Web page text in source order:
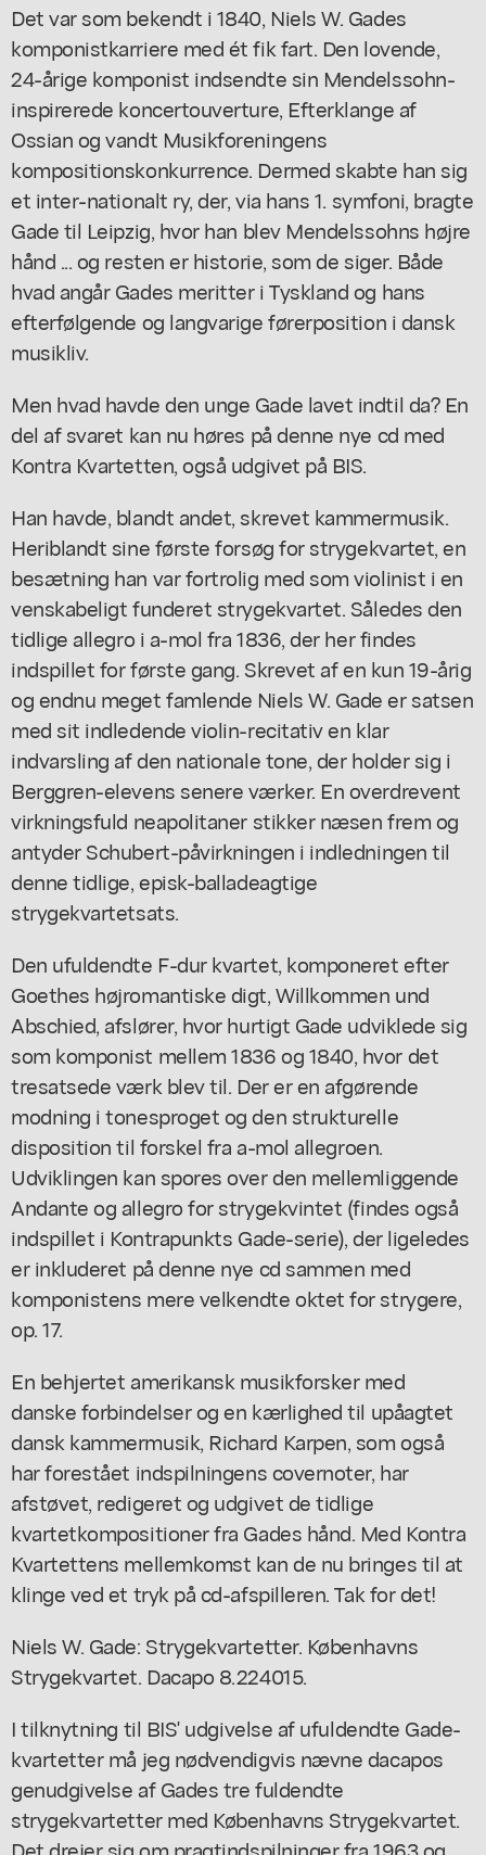
Det var som bekendt i 1840, Niels W. Gades
komponistkarriere med ét fik fart. Den lovende,
24-årige komponist indsendte sin Mendelssohn-
inspirerede koncertouverture, Efterklange af
Ossian og vandt Musikforeningens
kompositionskonkurrence. Dermed skabte han sig
et inter-nationalt ry, der, via hans 1. symfoni, bragte
Gade til Leipzig, hvor han blev Mendelssohns højre
hånd ... og resten er historie, som de siger. Både
hvad angår Gades meritter i Tyskland og hans
efterfølgende og langvarige førerposition i dansk
musikliv.
Men hvad havde den unge Gade lavet indtil da? En
del af svaret kan nu høres på denne nye cd med
Kontra Kvartetten, også udgivet på BIS.
Han havde, blandt andet, skrevet kammermusik.
Heriblandt sine første forsøg for strygekvartet, en
besætning han var fortrolig med som violinist i en
venskabeligt funderet strygekvartet. Således den
tidlige allegro i a-mol fra 1836, der her findes
indspillet for første gang. Skrevet af en kun 19-årig
og endnu meget famlende Niels W. Gade er satsen
med sit indledende violin-recitativ en klar
indvarsling af den nationale tone, der holder sig i
Berggren-elevens senere værker. En overdrevent
virkningsfuld neapolitaner stikker næsen frem og
antyder Schubert-påvirkningen i indledningen til
denne tidlige, episk-balladeagtige
strygekvartetsats.
Den ufuldendte F-dur kvartet, komponeret efter
Goethes højromantiske digt, Willkommen und
Abschied, afslører, hvor hurtigt Gade udviklede sig
som komponist mellem 1836 og 1840, hvor det
tresatsede værk blev til. Der er en afgørende
modning i tonesproget og den strukturelle
disposition til forskel fra a-mol allegroen.
Udviklingen kan spores over den mellemliggende
Andante og allegro for strygekvintet (findes også
indspillet i Kontrapunkts Gade-serie), der ligeledes
er inkluderet på denne nye cd sammen med
komponistens mere velkendte oktet for strygere,
op. 17.
En behjertet amerikansk musikforsker med
danske forbindelser og en kærlighed til upåagtet
dansk kammermusik, Richard Karpen, som også
har forestået indspilningens covernoter, har
afstøvet, redigeret og udgivet de tidlige
kvartetkompositioner fra Gades hånd. Med Kontra
Kvartettens mellemkomst kan de nu bringes til at
klinge ved et tryk på cd-afspilleren. Tak for det!
Niels W. Gade: Strygekvartetter. Københavns
Strygekvartet. Dacapo 8.224015.
I tilknytning til BIS' udgivelse af ufuldendte Gade-
kvartetter må jeg nødvendigvis nævne dacapos
genudgivelse af Gades tre fuldendte
strygekvartetter med Københavns Strygekvartet.
Det drejer sig om pragtindspilninger fra 1963 og